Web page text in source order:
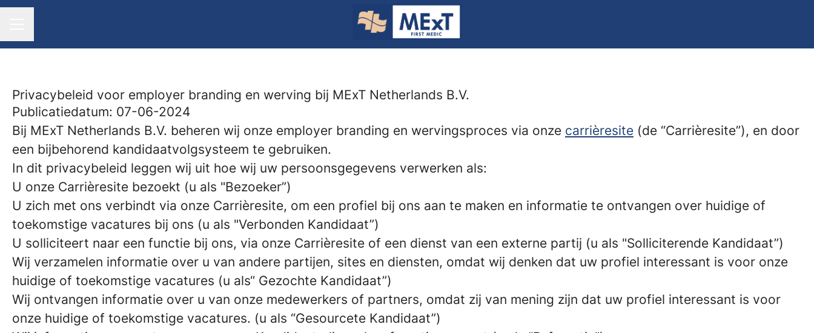
Privacybeleid voor employer branding en werving bij MExT Netherlands B.V.
Publicatiedatum: 07-06-2024
Bij MExT Netherlands B.V. beheren wij onze employer branding en wervingsproces via onze carrièresite (de “Carrièresite”), en door
een bijbehorend kandidaatvolgsysteem te gebruiken.
In dit privacybeleid leggen wij uit hoe wij uw persoonsgegevens verwerken als:
U onze Carrièresite bezoekt (u als "Bezoeker”)
U zich met ons verbindt via onze Carrièresite, om een profiel bij ons aan te maken en informatie te ontvangen over huidige of
toekomstige vacatures bij ons (u als "Verbonden Kandidaat”)
U solliciteert naar een functie bij ons, via onze Carrièresite of een dienst van een externe partij (u als "Solliciterende Kandidaat”)
Wij verzamelen informatie over u van andere partijen, sites en diensten, omdat wij denken dat uw profiel interessant is voor onze
huidige of toekomstige vacatures (u als“ Gezochte Kandidaat”)
Wij ontvangen informatie over u van onze medewerkers of partners, omdat zij van mening zijn dat uw profiel interessant is voor
onze huidige of toekomstige vacatures. (u als “Gesourcete Kandidaat”)